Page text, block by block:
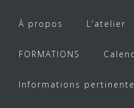
À propos L’atelier
FORMATIONS
Informations